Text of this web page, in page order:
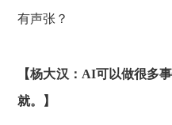
有声张？
【杨大汉：AI可以做很多
就。】